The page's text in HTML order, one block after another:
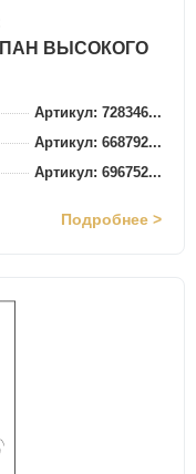
ВЫСОКОГО
Артикул: 728346...
Артикул: 668792...
Артикул: 696752...
Подробнее >